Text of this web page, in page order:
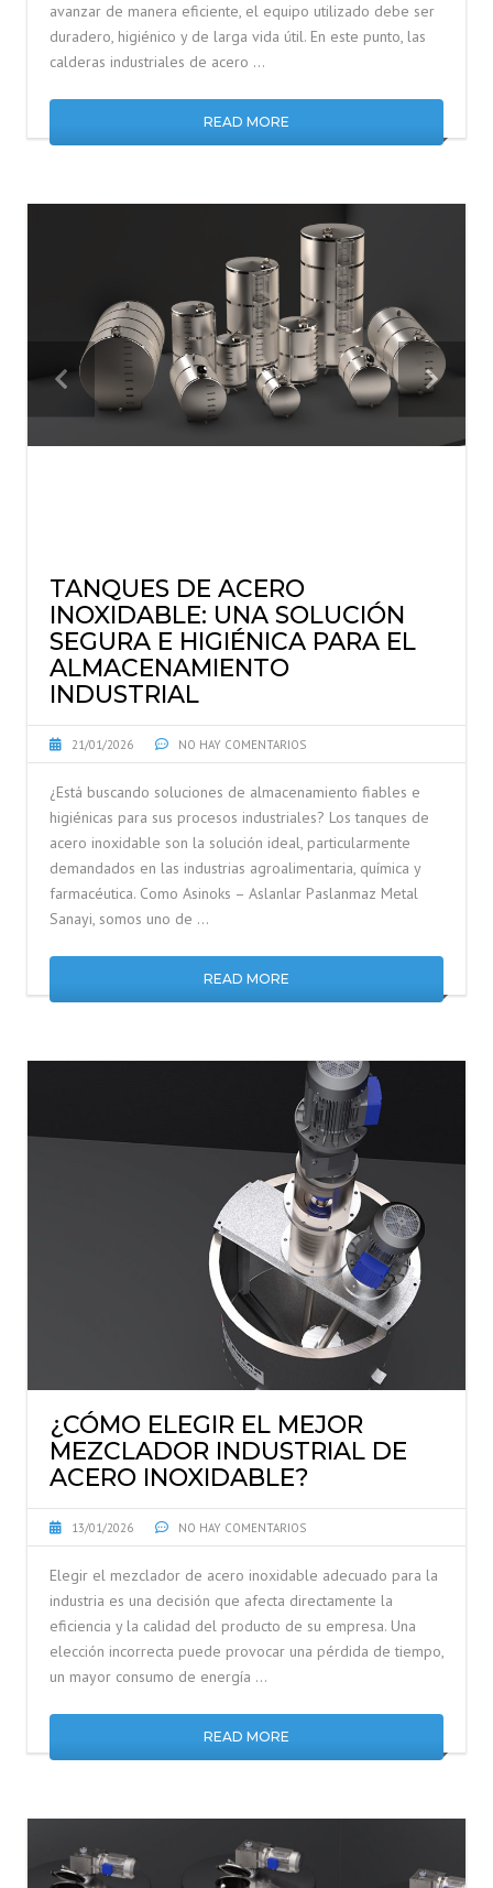
avanzar de manera eficiente, el equipo utilizado debe ser
duradero, higiénico y de larga vida útil. En este punto, las
calderas industriales de acero …
READ MORE
TANQUES DE ACERO
INOXIDABLE: UNA SOLUCIÓN
SEGURA E HIGIÉNICA PARA EL
ALMACENAMIENTO
INDUSTRIAL
21/01/2026 NO HAY COMENTARIOS
¿Está buscando soluciones de almacenamiento fiables e
higiénicas para sus procesos industriales? Los tanques de
acero inoxidable son la solución ideal, particularmente
demandados en las industrias agroalimentaria, química y
farmacéutica. Como Asinoks – Aslanlar Paslanmaz Metal
Sanayi, somos uno de …
READ MORE
¿CÓMO ELEGIR EL MEJOR
MEZCLADOR INDUSTRIAL DE
ACERO INOXIDABLE?
13/01/2026 NO HAY COMENTARIOS
Elegir el mezclador de acero inoxidable adecuado para la
industria es una decisión que afecta directamente la
eficiencia y la calidad del producto de su empresa. Una
elección incorrecta puede provocar una pérdida de tiempo,
un mayor consumo de energía …
READ MORE